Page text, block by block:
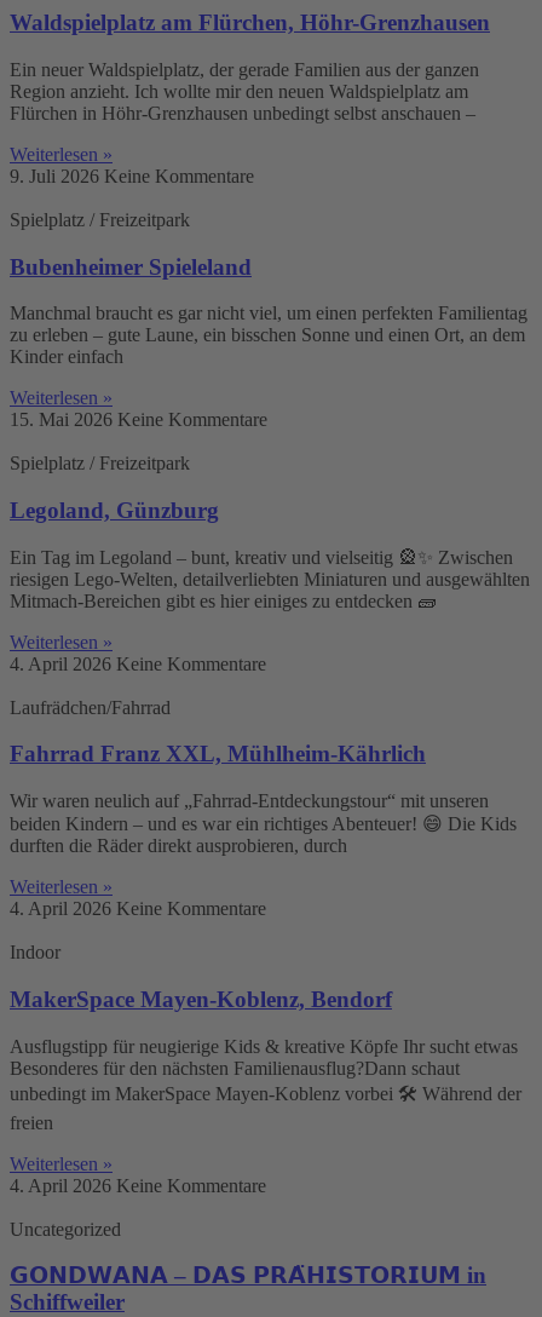
Waldspielplatz am Flürchen, Höhr-Grenzhausen
Ein neuer Waldspielplatz, der gerade Familien aus der ganzen
Region anzieht. Ich wollte mir den neuen Waldspielplatz am
Flürchen in Höhr-Grenzhausen unbedingt selbst anschauen –
Weiterlesen »
9. Juli 2026 Keine Kommentare
Spielplatz / Freizeitpark
Bubenheimer Spieleland
Manchmal braucht es gar nicht viel, um einen perfekten Familientag
zu erleben – gute Laune, ein bisschen Sonne und einen Ort, an dem
Kinder einfach
Weiterlesen »
15. Mai 2026 Keine Kommentare
Spielplatz / Freizeitpark
Legoland, Günzburg
Ein Tag im Legoland – bunt, kreativ und vielseitig 🎡✨ Zwischen
riesigen Lego-Welten, detailverliebten Miniaturen und ausgewählten
Mitmach-Bereichen gibt es hier einiges zu entdecken 🧱
Weiterlesen »
4. April 2026 Keine Kommentare
Laufrädchen/Fahrrad
Fahrrad Franz XXL, Mühlheim-Kährlich
Wir waren neulich auf „Fahrrad-Entdeckungstour“ mit unseren
beiden Kindern – und es war ein richtiges Abenteuer! 😄 Die Kids
durften die Räder direkt ausprobieren, durch
Weiterlesen »
4. April 2026 Keine Kommentare
Indoor
MakerSpace Mayen-Koblenz, Bendorf
Ausflugstipp für neugierige Kids & kreative Köpfe Ihr sucht etwas
Besonderes für den nächsten Familienausflug?Dann schaut
unbedingt im MakerSpace Mayen-Koblenz vorbei 🛠️ Während der
freien
Weiterlesen »
4. April 2026 Keine Kommentare
Uncategorized
𝗚𝗢𝗡𝗗𝗪𝗔𝗡𝗔 – 𝗗𝗔𝗦 𝗣𝗥𝗔̈𝗛𝗜𝗦𝗧𝗢𝗥𝗜𝗨𝗠 in
Schiffweiler